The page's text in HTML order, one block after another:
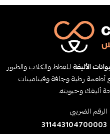
الأليفةللقطط والكلاب والطيور
أطعمة رطبة وجافة وفيتامينات
وحيويته.
الرقم الضريبي
311443104700003